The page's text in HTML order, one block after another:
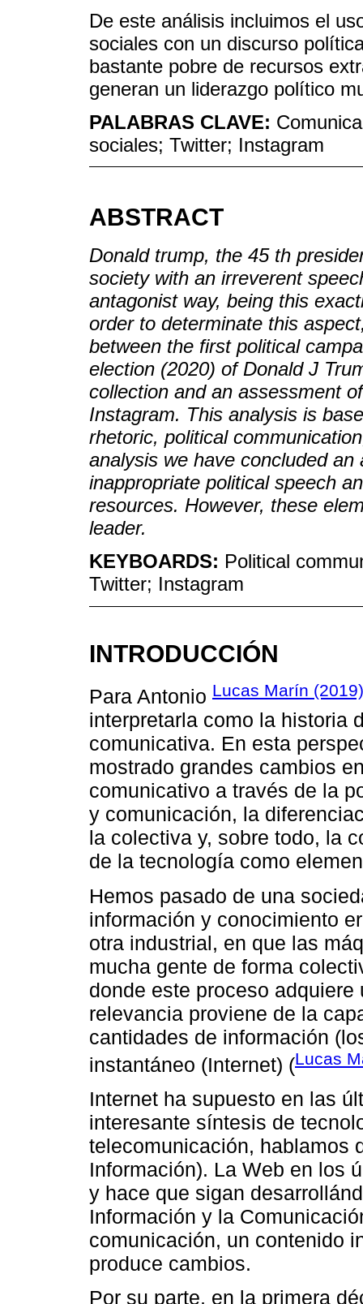
De este análisis incluimos el
sociales con un discurso
bastante pobre de recursos
generan un liderazgo político
PALABRAS CLAVE:
sociales; Twitter; Instagram
ABSTRACT
Donald trump, the 45 th
society with an irreverent
antagonist way, being this
order to determinate this
between the first political
election (2020) of Donald J
collection and an assessment
Instagram. This analysis is
rhetoric, political
analysis we have concluded
inappropriate political speech
resources. However, these
leader.
KEYBOARDS: Political
Twitter; Instagram
INTRODUCCIÓN
Para Antonio Lucas Marín (2019)
interpretarla como la historia
comunicativa. En esta
mostrado grandes cambios
comunicativo a través de la
y comunicación, la
la colectiva y, sobre todo, la
de la tecnología como
Hemos pasado de una
información y conocimiento
otra industrial, en que las
mucha gente de forma
donde este proceso
relevancia proviene de la
cantidades de información
instantáneo (Internet) (Lucas
Internet ha supuesto en las
interesante síntesis de
telecomunicación, hablamos
Información). La Web en los
y hace que sigan
Información y la
comunicación, un contenido
produce cambios.
Por su parte, en la primera